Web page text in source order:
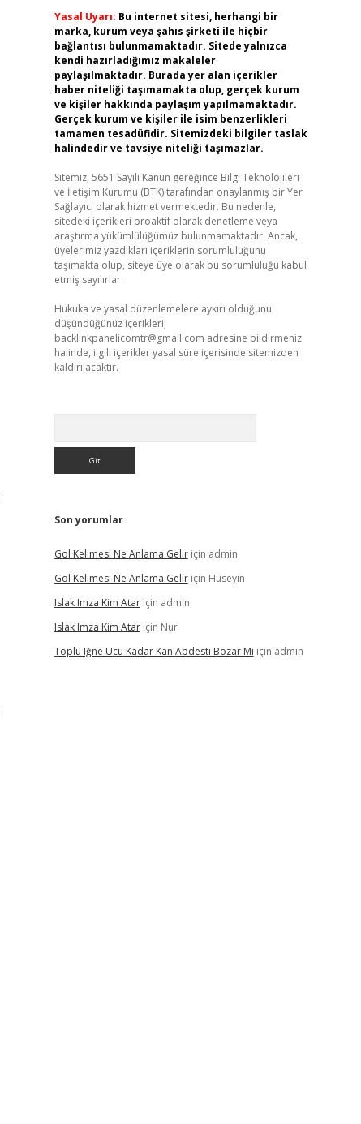
Yasal Uyarı: Bu internet sitesi, herhangi bir
marka, kurum veya şahıs şirketi ile hiçbir
bağlantısı bulunmamaktadır. Sitede yalnızca
kendi hazırladığımız makaleler
paylaşılmaktadır. Burada yer alan içerikler
haber niteliği taşımamakta olup, gerçek kurum
ve kişiler hakkında paylaşım yapılmamaktadır.
Gerçek kurum ve kişiler ile isim benzerlikleri
tamamen tesadüfidir. Sitemizdeki bilgiler taslak
halindedir ve tavsiye niteliği taşımazlar.
Sitemiz, 5651 Sayılı Kanun gereğince Bilgi Teknolojileri
ve İletişim Kurumu (BTK) tarafından onaylanmış bir Yer
Sağlayıcı olarak hizmet vermektedir. Bu nedenle,
sitedeki içerikleri proaktif olarak denetleme veya
araştırma yükümlülüğümüz bulunmamaktadır. Ancak,
üyelerimiz yazdıkları içeriklerin sorumluluğunu
taşımakta olup, siteye üye olarak bu sorumluluğu kabul
etmiş sayılırlar.
Hukuka ve yasal düzenlemelere aykırı olduğunu
düşündüğünüz içerikleri,
backlinkpanelicomtr@gmail.com adresine bildirmeniz
halinde, ilgili içerikler yasal süre içerisinde sitemizden
kaldırılacaktır.
Son yorumlar
Gol Kelimesi Ne Anlama Geliriçin admin
Gol Kelimesi Ne Anlama Geliriçin Hüseyin
Islak Imza Kim Atariçin admin
Islak Imza Kim Atariçin Nur
Toplu Iğne Ucu Kadar Kan Abdesti Bozar Mı için admin